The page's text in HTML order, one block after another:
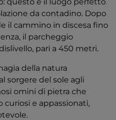
da contadino. Dopo
il cammino in discesa fino
il parcheggio
pari a 450 metri.
della natura
sorgere del sole agli
omini di pietra che
e appassionati,